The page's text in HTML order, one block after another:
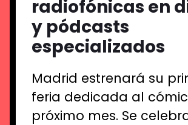
radiofónicas en
y pódcasts
especializados
Madrid estrenará su
feria dedicada al
próximo mes. Se